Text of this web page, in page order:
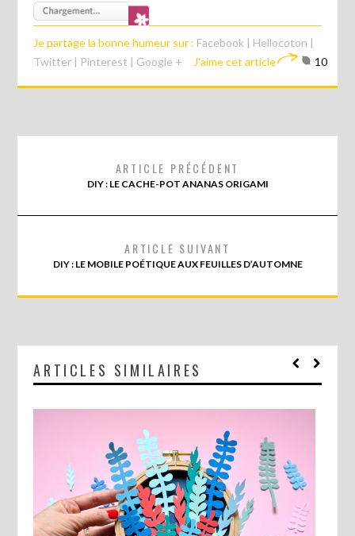
Je partage la bonne humeur sur : Facebook | Hellocoton |
Twitter | Pinterest | Google + J'aime cet article 10
ARTICLE PRÉCÉDENT
DIY : LE CACHE-POT ANANAS ORIGAMI
ARTICLE SUIVANT
DIY : LE MOBILE POÉTIQUE AUX FEUILLES D’AUTOMNE
ARTICLES SIMILAIRES